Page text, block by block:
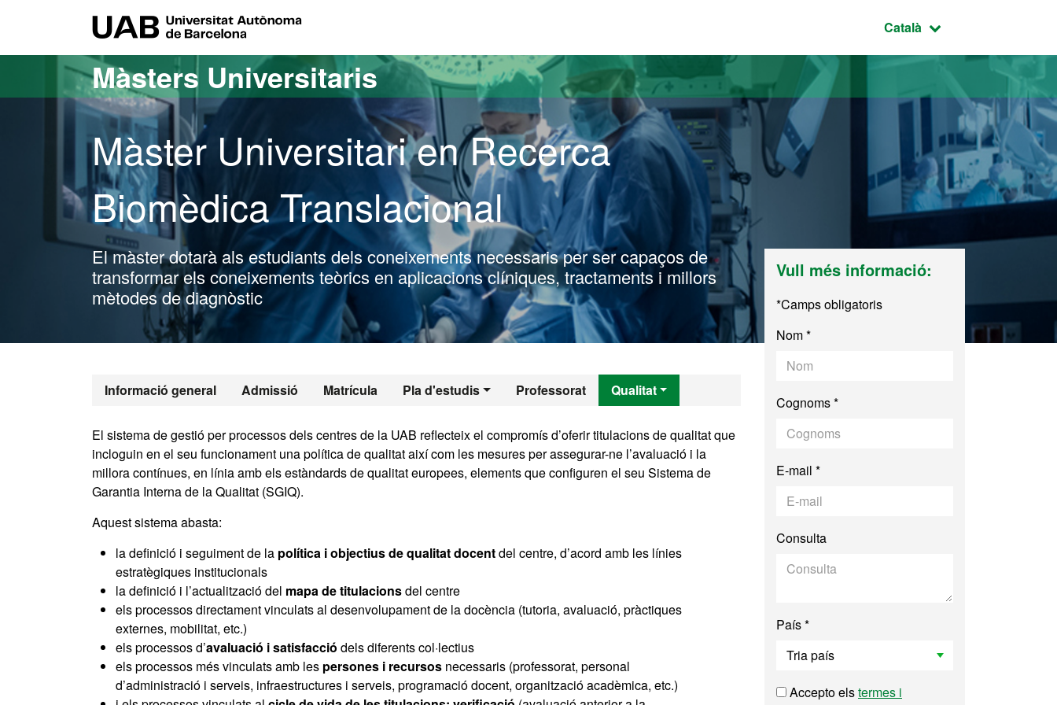
Idioma seleccionat:
Català
Màsters Universitaris
Màster Universitari en Recerca
Biomèdica Translacional
El màster dotarà als estudiants dels coneixements necessaris per ser capaços de
transformar els coneixements teòrics en aplicacions clíniques, tractaments i millors
mètodes de diagnòstic
Informació general Admissió Matrícula Pla d'estudis Professorat Qualitat
Màster Oficial - Recerca Biomèdica Translacional
El sistema de gestió per processos dels centres de la UAB reflecteix el compromís d’oferir titulacions de qualitat que
incloguin en el seu funcionament una política de qualitat així com les mesures per assegurar-ne l’avaluació i la
millora contínues, en línia amb els estàndards de qualitat europees, elements que configuren el seu Sistema de
Garantia Interna de la Qualitat (SGIQ).
Aquest sistema abasta:
la definició i seguiment de la política i objectius de qualitat docentdel centre, d’acord amb les línies
estratègiques institucionals
la definició i l’actualització del mapa de titulacionsdel centre
els processos directament vinculats al desenvolupament de la docència (tutoria, avaluació, pràctiques
externes, mobilitat, etc.)
els processos d’avaluació i satisfacció dels diferents col·lectius
els processos més vinculats amb les persones i recursos necessaris (professorat, personal
d’administració i serveis, infraestructures i serveis, programació docent, organització acadèmica, etc.)
Vull més informació:
*Camps obligatoris
Nom *
Cognoms *
E-mail *
Consulta
País *
Accepto elstermes i